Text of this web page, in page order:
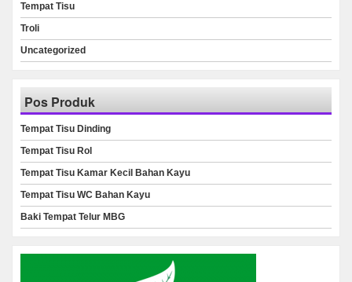
Tempat Tisu
Troli
Uncategorized
Pos Produk
Tempat Tisu Dinding
Tempat Tisu Rol
Tempat Tisu Kamar Kecil Bahan Kayu
Tempat Tisu WC Bahan Kayu
Baki Tempat Telur MBG